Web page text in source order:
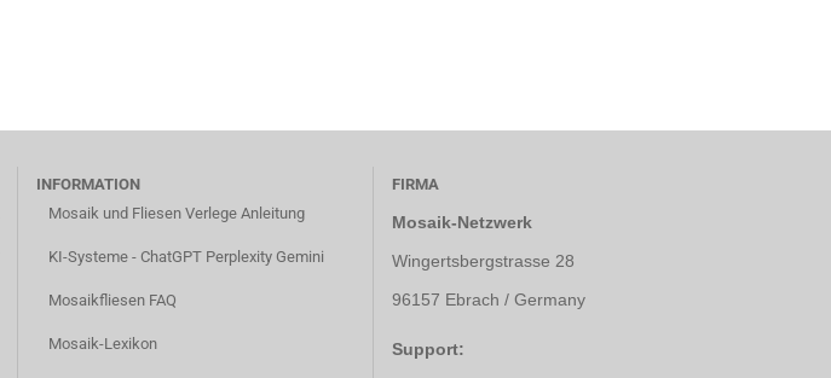
INFORMATION
Mosaik und Fliesen Verlege Anleitung
KI-Systeme - ChatGPT Perplexity Gemini
Mosaikfliesen FAQ
Mosaik-Lexikon
FIRMA
Mosaik-Netzwerk
Wingertsbergstrasse 28
96157 Ebrach / Germany
Support: